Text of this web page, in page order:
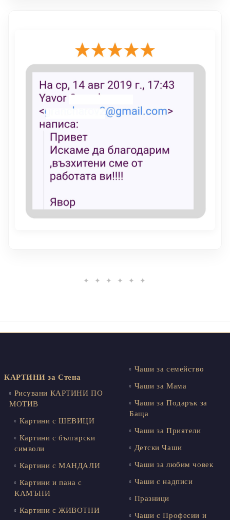
✦ ✦ ✦ ✦ ✦ ✦
КАРТИНИ за Стена
Рисувани КАРТИНИ ПО
МОТИВ
Картини с ШЕВИЦИ
Картини с български
символи
Картини с МАНДАЛИ
Картини и пана с
КАМЪНИ
Картини с ЖИВОТНИ
Чаши за семейство
Чаши за Мама
Чаши за Подарък за
Баща
Чаши за Приятели
Детски Чаши
Чаши за любим човек
Чаши с надписи
Празници
Чаши с Професии и